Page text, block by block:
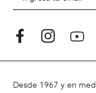
Desde 1967 y en